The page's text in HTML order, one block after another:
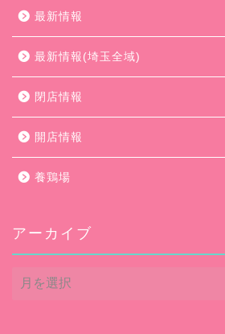
最新情報
最新情報(埼玉全域)
閉店情報
開店情報
養鶏場
アーカイブ
ア
ー